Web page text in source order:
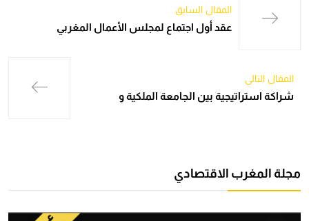
المقال السابق
عقد أول اجتماع لمجلس الأعمال المغربي
المقال التالي
شراكة استراتيجية بين الجامعة الملكية و
مجلة المغرب الاقتصادي